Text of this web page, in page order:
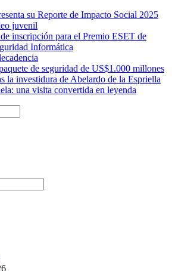
su Reporte de Impacto Social 2025
juvenil
inscripción para el Premio ESET de
Informática
de seguridad de US$1.000 millones
la investidura de Abelardo de la Espriella
una visita convertida en leyenda